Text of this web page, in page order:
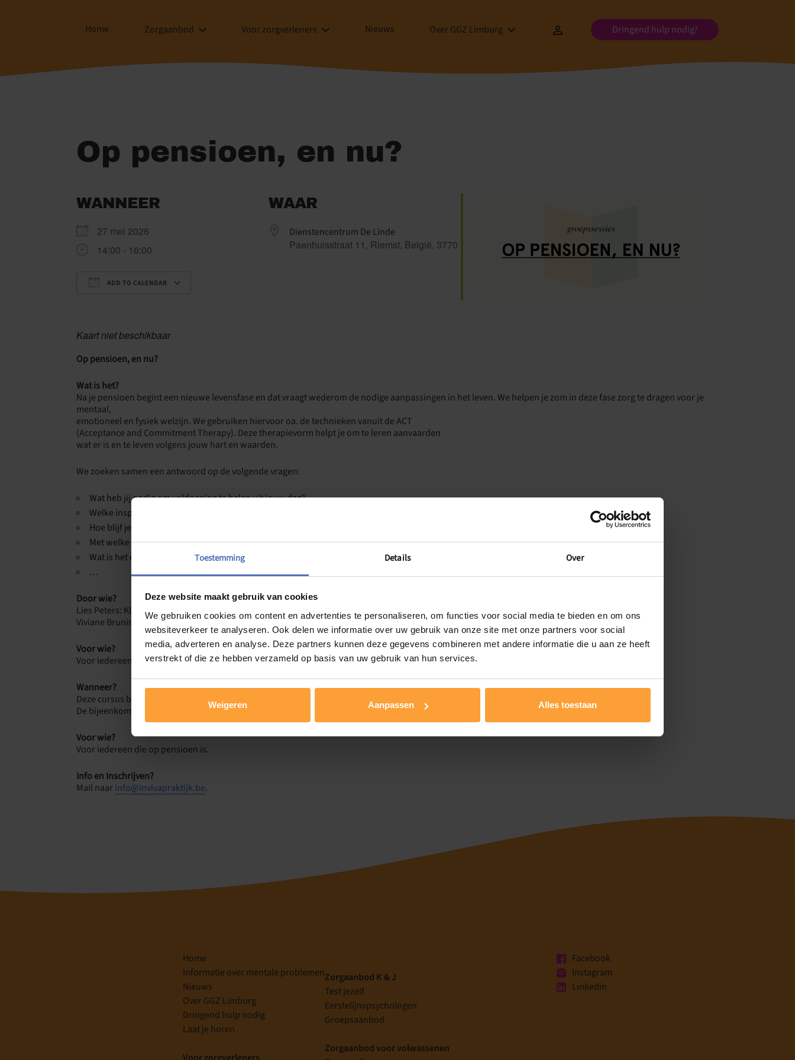
Toestemming Details Over
Deze website maakt gebruik van cookies
We gebruiken cookies om content en advertenties te personaliseren, om functies voor social media te bieden en om ons
websiteverkeer te analyseren. Ook delen we informatie over uw gebruik van onze site met onze partners voor social
media, adverteren en analyse. Deze partners kunnen deze gegevens combineren met andere informatie die u aan ze heeft
verstrekt of die ze hebben verzameld op basis van uw gebruik van hun services.
Weigeren Aanpassen Alles toestaan
Home Zorgaanbod Voor zorgverleners Nieuws Over GGZ Limburg Dringend hulp nodig?
Op pensioen, en nu?
WANNEER
27 mei 2026
14:00 - 16:00
ADD TO CALENDAR
WAAR
Dienstencentrum De Linde
Paenhuisstraat 11, Riemst, België, 3770
Kaart niet beschikbaar
Op pensioen, en nu?
Wat is het?
Na je pensioen begint een nieuwe levensfase en dat vraagt wederom de nodige aanpassingen in het leven. We helpen je zom in deze fase zorg te dragen voor je
mentaal,
emotioneel en fysiek welzijn. We gebruiken hiervoor oa. de technieken vanuit de ACT
(Acceptance and Commitment Therapy). Deze therapievorm helpt je om te leren aanvaarden
wat er is en te leven volgens jouw hart en waarden.
We zoeken samen een antwoord op de volgende vragen:
Wat heb jij nodig om voldoening te halen uit jouw dag?
Welke inspanning en ontspanning passen bij jou?
Hoe blijf je in beweging?
Met welke mensen heb je meer contact?
Wat is het effect van je pensioen op je thuissituatie (gezin en relatie)?
…
Door wie?
Lies Peters: Klinisch psycholoog (geconventioneerd)
Viviane Bruninx: Klinisch psycholoog (geconventioneerd)
Voor wie?
Voor iedereen die (bijna) op pensioen is.
Wanneer?
Deze cursus bestaat uit 4 sessies. 4 woensdagen te beginnen op 27 mei.
De bijeenkomsten vinden plaats van 14u tot 16u.
Voor wie?
Voor iedereen die op pensioen is.
Info en Inschrijven?
Mail naar info@invivapraktijk.be.
Home
Informatie over mentale problemen
Nieuws
Over GGZ Limburg
Dringend hulp nodig
Laat je horen
Zorgaanbod K & J
Test jezelf
Eerstelijnspsychologen
Groepsaanbod
Zorgaanbod voor volwassenen
Facebook
Instagram
Linkedin